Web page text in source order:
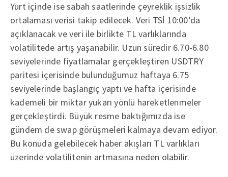
Yurt içinde ise sabah saatlerinde çeyreklik işsizlik
ortalaması verisi takip edilecek. Veri TSİ 10:00’da
açıklanacak ve veri ile birlikte TL varlıklarında
volatilitede artış yaşanabilir. Uzun süredir 6.70-6.80
seviyelerinde fiyatlamalar gerçekleştiren USDTRY
paritesi içerisinde bulunduğumuz haftaya 6.75
seviyelerinde başlangıç yaptı ve hafta içerisinde
kademeli bir miktar yukarı yönlü hareketlenmeler
gerçekleştirdi. Büyük resme baktığımızda ise
gündem de swap görüşmeleri kalmaya devam ediyor.
Bu konuda gelebilecek haber akışları TL varlıkları
üzerinde volatilitenin artmasına neden olabilir.